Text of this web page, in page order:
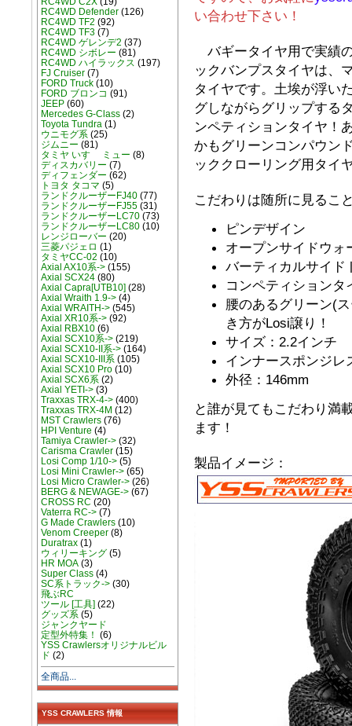
RC4WD Defender(126)
RC4WD TF2 (92)
RC4WD TF3(7)
RC4WD ゲレンデ2 (37)
RC4WD シボレー (81)
RC4WD ハイラックス (197)
FJ Cruiser(7)
FORD Truck(10)
FORD ブロンコ (91)
JEEP(60)
Mercedes G-Class(2)
Toyota Tundra(1)
ウニモグ系(25)
ジムニー (81)
タミヤ いすゞ ミュー (8)
ディスカバリー (7)
ディフェンダー (62)
トヨタ タコマ (5)
ランドクルーザーFJ40(77)
ランドクルーザーFJ55(31)
ランドクルーザーLC70(73)
ランドクルーザーLC80(10)
レンジローバー (20)
三菱パジェロ (1)
タミヤCC-02 (10)
Axial AX10系->(155)
Axial SCX24(80)
Axial Capra[UTB10] (28)
Axial Wraith 1.9->(4)
Axial WRAITH->(545)
Axial XR10系->(92)
Axial RBX10(6)
Axial SCX10系->(219)
Axial SCX10-II系->(164)
Axial SCX10-III系(105)
Axial SCX10 Pro(10)
Axial SCX6系(2)
Axial YETI->(3)
Traxxas TRX-4->(400)
Traxxas TRX-4M (12)
MST Crawlers(76)
HPI Venture (4)
Tamiya Crawler->(32)
Carisma Crawler(15)
Losi Comp 1/10->(5)
Losi Mini Crawler->(65)
Losi Micro Crawler->(26)
BERG & NEWAGE->(67)
CROSS RC (20)
Vaterra RC->(7)
G Made Crawlers(10)
Venom Creeper(8)
Duratrax(1)
ウィリーキング(5)
HR MOA(3)
Super Class(4)
SC系トラック->(30)
飛ぶRC
ツール [工具] (22)
グッズ系(5)
ジャンクヤード
定型外特集！ (6)
YSS Crawlersオリジナルビル
ド (2)
全商品...
YSS CRAWLERS 情報
い合わせ下さい！
バギータイヤ用で実績
ックバンプスタイヤは、
タイヤです。土埃が浮い
グしながらグリップする
ンペティションタイヤ！
かもグリーンコンパウン
ッククローリング用タイ
こだわりは随所に見るこ
ピンデザイン
オープンサイドウォ
バーティカルサイド
コンペティションタ
腰のあるグリーン(
き方がLosi譲り！
サイズ：2.2インチ
インナースポンジレ
外径：146mm
と誰が見てもこだわり満
ます！
製品イメージ：